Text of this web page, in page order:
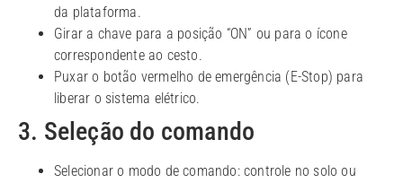
da plataforma.
Girar a chave para a posição “ON” ou para o ícone
correspondente ao cesto.
Puxar o botão vermelho de emergência (E-Stop) para
liberar o sistema elétrico.
3. Seleção do comando
Selecionar o modo de comando: controle no solo ou